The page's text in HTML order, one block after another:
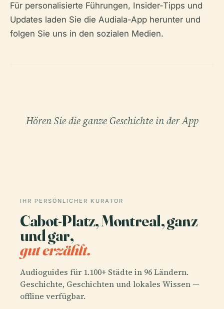
Für personalisierte Führungen, Insider-Tipps und
Updates laden Sie die Audiala-App herunter und
folgen Sie uns in den sozialen Medien.
Hören Sie die ganze Geschichte in der App
IHR PERSÖNLICHER KURATOR
Cabot-Platz, Montreal, ganz
und gar,
gut erzählt.
Audioguides für 1.100+ Städte in 96 Ländern.
Geschichte, Geschichten und lokales Wissen —
offline verfügbar.